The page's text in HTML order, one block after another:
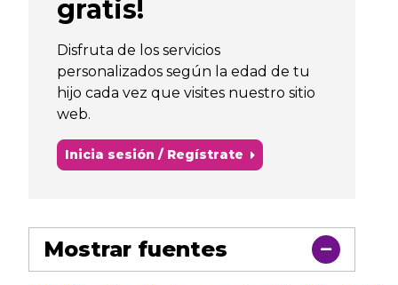
gratis!
Disfruta de los servicios
personalizados según la edad de tu
hijo cada vez que visites nuestro sitio
web.
Inicia sesión / Regístrate
Mostrar fuentes